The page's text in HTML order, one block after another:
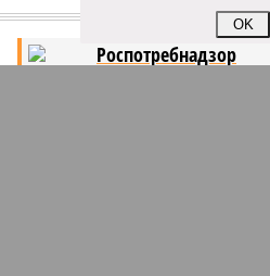
ДОСЬЕ
Роспотребнадзор
OK